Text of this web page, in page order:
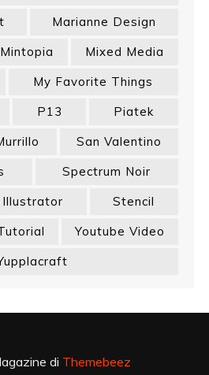
Marianne Design
Mintopia
Mixed Media
My Favorite Things
P13
Piatek
San Valentino
Spectrum Noir
Illustrator
Stencil
Youtube Video
di Themebeez